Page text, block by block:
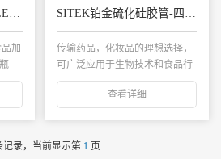
食品级热水清洗软管 FLEXNORM SANI-WASHING
加
SITEK铂金硫化硅胶管-四层纤维增强 无螺旋钢丝
传输药品，化妆品的理想选择，
可广泛应用于生物技术和食品行
业。...
查看详细
记录，当前显示第 1 页